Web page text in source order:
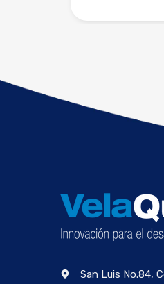
San Luis No.84,